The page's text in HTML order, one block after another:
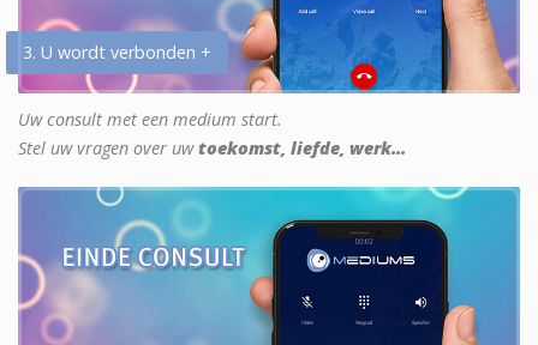
3. U wordt verbonden +
Uw consult met een medium start.
Stel uw vragen over uwtoekomst, liefde, werk...